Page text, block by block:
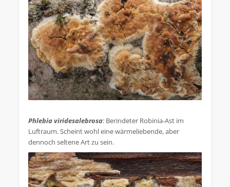
Phlebia viridesalebrosa: Berindeter Robinia-Ast im
Luftraum. Scheint wohl eine wärmeliebende, aber
dennoch seltene Art zu sein.